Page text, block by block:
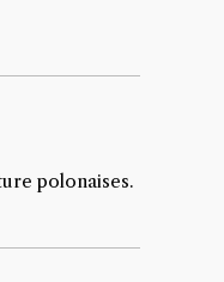
polonaises.